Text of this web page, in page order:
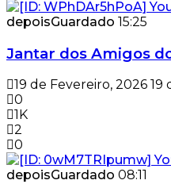
depoisGuardado 15:25
Jantar dos Amigos
19 de Fevereiro, 2026 19
0
1K
2
0
depoisGuardado 08:11